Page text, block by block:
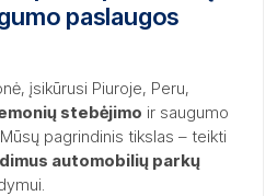
paslaugos
įsikūrusi Piuroje, Peru,
stebėjimo ir saugumo
pagrindinis tikslas – teikti
automobilių parkų